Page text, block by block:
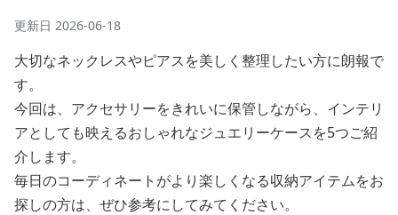
更新日 2026-06-18
大切なネックレスやピアスを美しく整理したい方に朗報で
す。
今回は、アクセサリーをきれいに保管しながら、インテリ
アとしても映えるおしゃれなジュエリーケースを5つご紹
介します。
毎日のコーディネートがより楽しくなる収納アイテムをお
探しの方は、ぜひ参考にしてみてください。